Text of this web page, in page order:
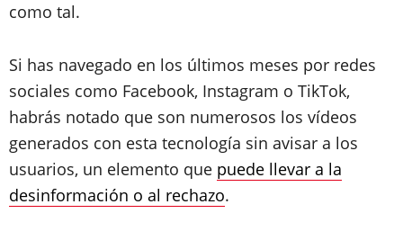
como tal.
Si has navegado en los últimos meses por redes
sociales como Facebook, Instagram o TikTok,
habrás notado que son numerosos los vídeos
generados con esta tecnología sin avisar a los
usuarios, un elemento que puede llevar a la
desinformación o al rechazo.